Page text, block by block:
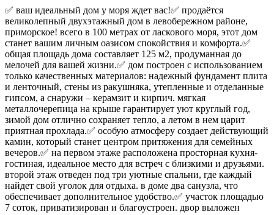
✅ ваш идеальный дом у моря ждет вас!✅ продаётся
великолепный двухэтажный дом в левобережном районе,
приморское! всего в 100 метрах от ласкового моря, этот дом
станет вашим личным оазисом спокойствия и комфорта.✅
общая площадь дома составляет 125 м2, продуманная до
мелочей для вашей жизни.✅ дом построен с использованием
только качественных материалов: надежный фундамент плита
и ленточный, стены из ракушняка, утепленные и отделанные
гипсом, а снаружи – керамзит и кирпич. мягкая
металлочерепица на крыше гарантирует уют круглый год,
зимой дом отлично сохраняет тепло, а летом в нем царит
приятная прохлада.✅ особую атмосферу создает действующий
камин, который станет центром притяжения для семейных
вечеров.✅ на первом этаже расположена просторная кухня-
гостиная, идеальное место для встреч с близкими и друзьями.
второй этаж отведен под три уютные спальни, где каждый
найдет свой уголок для отдыха. в доме два санузла, что
обеспечивает дополнительное удобство.✅ участок площадью
7 соток, приватизирован и благоустроен. двор выложен